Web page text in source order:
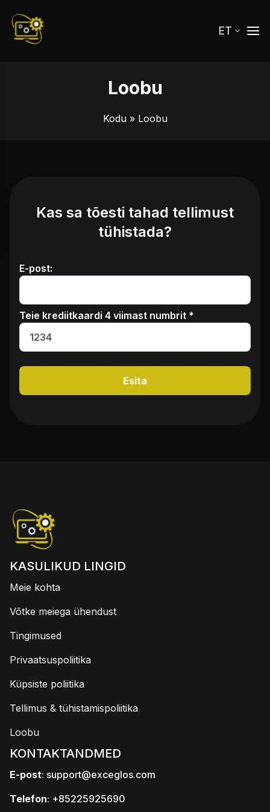
ET
Loobu
Kodu » Loobu
Kas sa tõesti tahad tellimust
tühistada?
E-post:
Teie krediitkaardi 4 viimast numbrit *
KASULIKUD LINGID
Meie kohta
Võtke meiega ühendust
Tingimused
Privaatsuspoliitika
Küpsiste poliitika
Tellimus & tühistamispoliitika
Loobu
KONTAKTANDMED
E-post: support@exceglos.com
Telefon: +85225925690